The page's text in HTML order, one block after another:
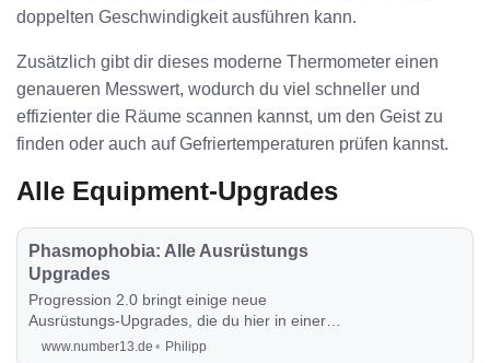
doppelten Geschwindigkeit ausführen kann.
Zusätzlich gibt dir dieses moderne Thermometer einen
genaueren Messwert, wodurch du viel schneller und
effizienter die Räume scannen kannst, um den Geist zu
finden oder auch auf Gefriertemperaturen prüfen kannst.
Alle Equipment-Upgrades
Phasmophobia: Alle Ausrüstungs
Upgrades
Progression 2.0 bringt einige neue
Ausrüstungs-Upgrades, die du hier in einer
Gesamtübersicht präsentiert bekommst.
www.number13.de Philipp